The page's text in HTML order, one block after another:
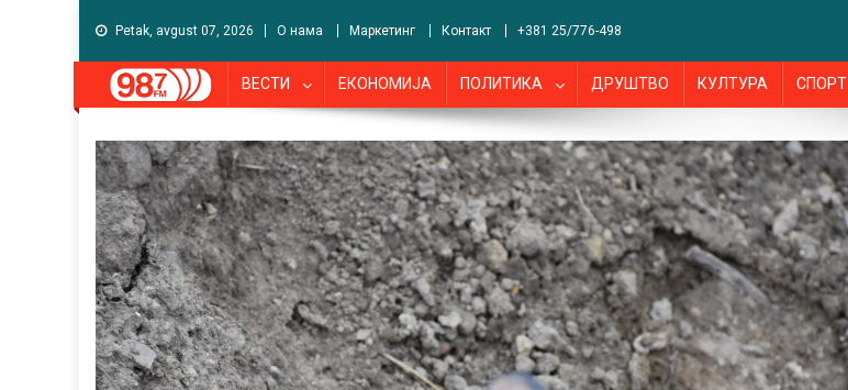
Petak, avgust 07, 2026 О нама Маркетинг Контакт +381 25/776-498
ВЕСТИ ЕКОНОМИЈА ПОЛИТИКА ДРУШТВО КУЛТУРА СПОРТ